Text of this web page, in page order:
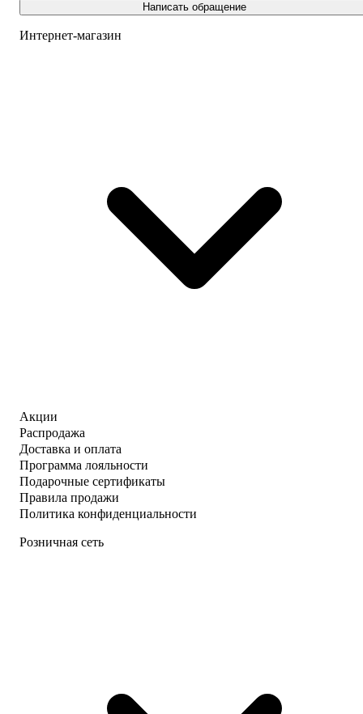
Написать обращение
Интернет-магазин
Акции
Распродажа
Доставка и оплата
Программа лояльности
Подарочные сертификаты
Правила продажи
Политика конфиденциальности
Розничная сеть